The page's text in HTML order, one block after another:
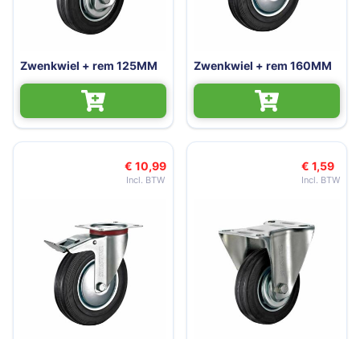
Zwenkwiel + rem 125MM Zwenkwiel + rem 160MM
€ 10,99 € 1,59